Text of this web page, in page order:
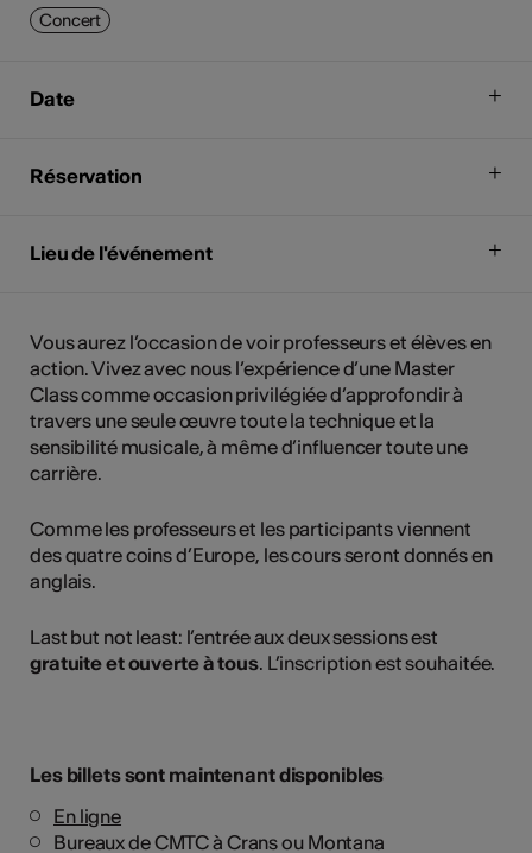
Concert
Date
Réservation
Lieu de l'événement
Vous aurez l’occasion de voir professeurs et élèves en
action. Vivez avec nous l’expérience d’une Master
Class comme occasion privilégiée d’approfondir à
travers une seule œuvre toute la technique et la
sensibilité musicale, à même d’influencer toute une
carrière.
Comme les professeurs et les participants viennent
des quatre coins d’Europe, les cours seront donnés en
anglais.
Last but not least: l’entrée aux deux sessions est
gratuite et ouverte à tous. L’inscription est souhaitée.
Les billets sont maintenant disponibles
En ligne
Bureaux de CMTC à Crans ou Montana